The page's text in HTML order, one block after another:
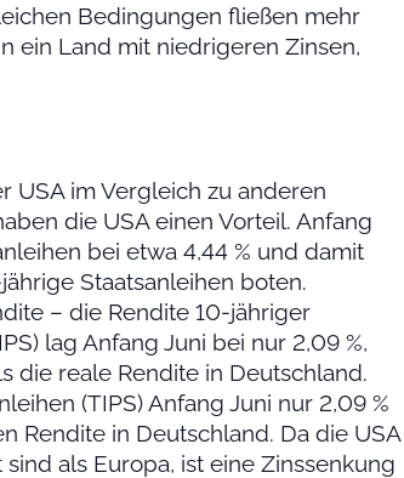
Bedingungen fließen mehr
ein Land mit niedrigeren Zinsen,
USA im Vergleich zu anderen
die USA einen Vorteil. Anfang
bei etwa 4,44 % und damit
Staatsanleihen boten.
– die Rendite 10-jähriger
lag Anfang Juni bei nur 2,09 %,
die reale Rendite in Deutschland.
(TIPS) Anfang Juni nur 2,09 %
Rendite in Deutschland. Da die USA
als Europa, ist eine Zinssenkung